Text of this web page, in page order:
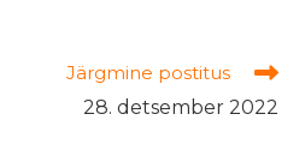
Järgmine postitus
28. detsember 2022